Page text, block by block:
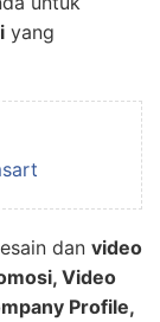
yang
dan video
Video
Profile,